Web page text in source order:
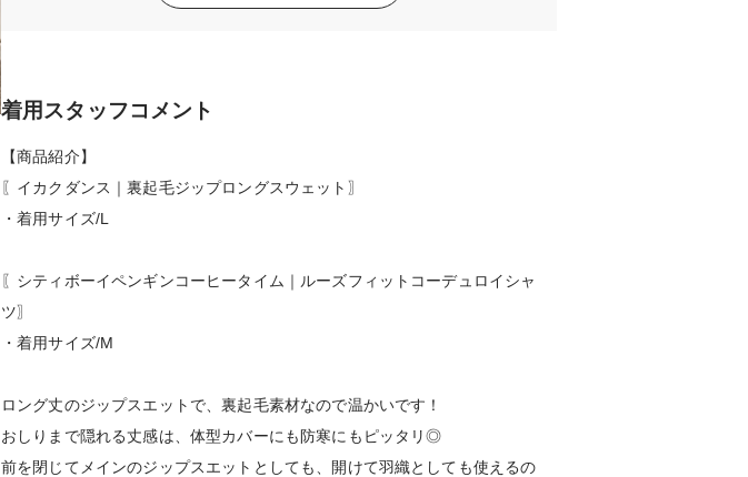
着用スタッフコメント
【商品紹介】
〖イカクダンス｜裏起毛ジップロングスウェット〗
・着用サイズ/L
〖シティボーイペンギンコーヒータイム｜ルーズフィットコーデュロイシャ
ツ〗
・着用サイズ/M
ロング丈のジップスエットで、裏起毛素材なので温かいです！
おしりまで隠れる丈感は、体型カバーにも防寒にもピッタリ◎
前を閉じてメインのジップスエットとしても、開けて羽織としても使えるの